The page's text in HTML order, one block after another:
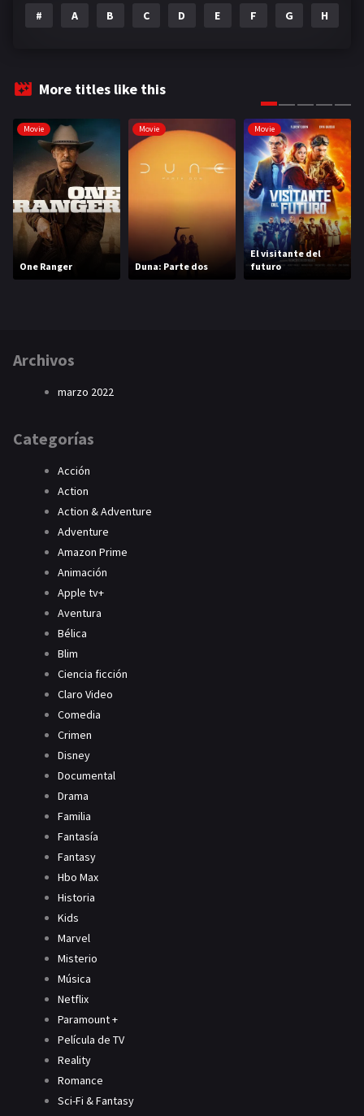
# A B C D E F G H
More titles like this
Movie
One Ranger
Movie
Duna: Parte dos
Movie
El visitante del
futuro
Archivos
marzo 2022
Categorías
Acción
Action
Action & Adventure
Adventure
Amazon Prime
Animación
Apple tv+
Aventura
Bélica
Blim
Ciencia ficción
Claro Video
Comedia
Crimen
Disney
Documental
Drama
Familia
Fantasía
Fantasy
Hbo Max
Historia
Kids
Marvel
Misterio
Música
Netflix
Paramount +
Película de TV
Reality
Romance
Sci-Fi & Fantasy